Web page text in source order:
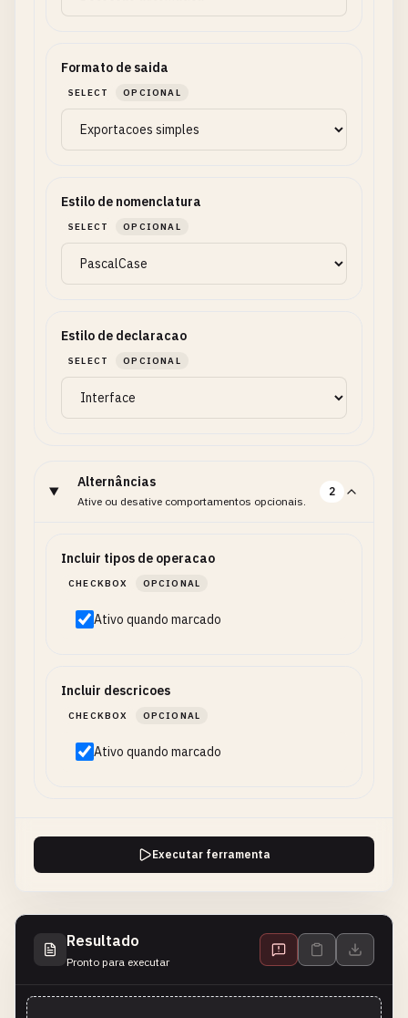
Formato de saida
SELECT OPCIONAL
Estilo de nomenclatura
SELECT OPCIONAL
Estilo de declaracao
SELECT OPCIONAL
Alternâncias
Ative ou desative comportamentos opcionais.
2
Incluir tipos de operacao
CHECKBOX OPCIONAL
Ativo quando marcado
Incluir descricoes
CHECKBOX OPCIONAL
Ativo quando marcado
Executar ferramenta
Resultado
Pronto para executar